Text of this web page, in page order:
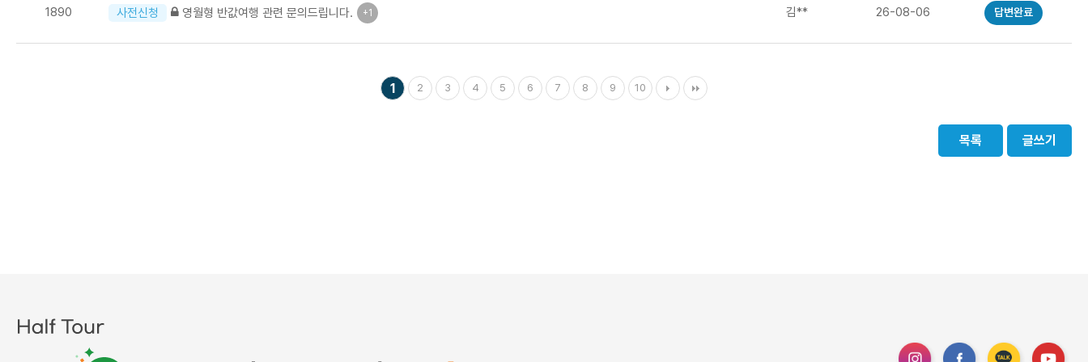
1890 사전신청 영월형 반값여행 관련 문의드립니다. +1 김** 26-08-06 답변완료
1 2 3 4 5 6 7 8 9 10
목록 글쓰기